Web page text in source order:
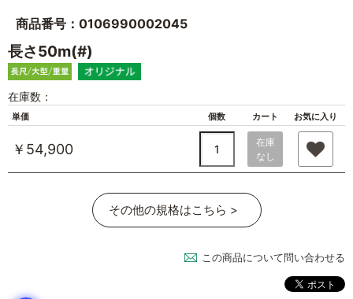
商品番号：0106990002045
長さ50m(#)
在庫数：
単価 個数 カート お気に入り
￥54,900
在庫
なし
その他の規格はこちら >
この商品について問い合わせる